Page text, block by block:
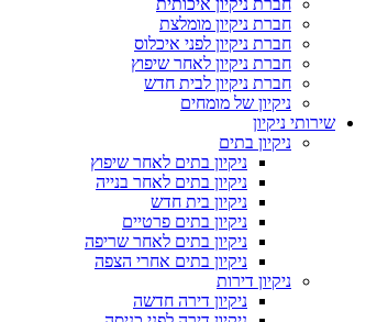
חברת ניקיון איכותית
חברת ניקיון מומלצת
חברת ניקיון לפני איכלוס
חברת ניקיון לאחר שיפוץ
חברת ניקיון לבית חדש
ניקיון של מומחים
שירותי ניקיון
ניקיון בתים
ניקיון בתים לאחר שיפוץ
ניקיון בתים לאחר בנייה
ניקיון בית חדש
ניקיון בתים פרטיים
ניקיון בתים לאחר שריפה
ניקיון בתים אחרי הצפה
ניקיון דירות
ניקיון דירה חדשה